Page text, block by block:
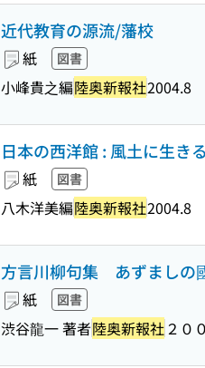
近代教育の源流/藩校
紙 図書
小峰貴之編陸奥新報社2004.8
日本の西洋館 : 風土に生き
紙 図書
八木洋美編陸奥新報社2004.8
方言川柳句集 あずましの
紙 図書
渋谷龍一 著者陸奥新報社 ２０